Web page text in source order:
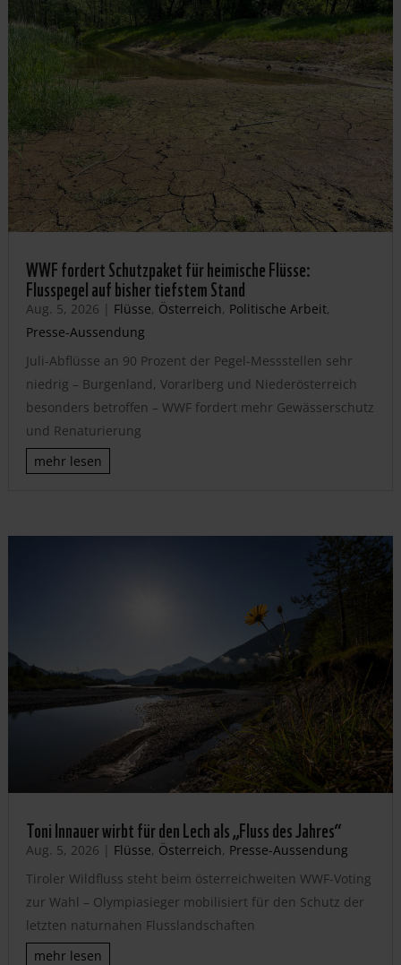
WWF fordert Schutzpaket für heimische Flüsse:
Flusspegel auf bisher tiefstem Stand
Aug. 5, 2026 | Flüsse, Österreich, Politische Arbeit,
Presse-Aussendung
Juli-Abflüsse an 90 Prozent der Pegel-Messstellen sehr
niedrig – Burgenland, Vorarlberg und Niederösterreich
besonders betroffen – WWF fordert mehr Gewässerschutz
und Renaturierung
mehr lesen
Toni Innauer wirbt für den Lech als „Fluss des Jahres“
Aug. 5, 2026 | Flüsse, Österreich, Presse-Aussendung
Tiroler Wildfluss steht beim österreichweiten WWF-Voting
zur Wahl – Olympiasieger mobilisiert für den Schutz der
letzten naturnahen Flusslandschaften
mehr lesen